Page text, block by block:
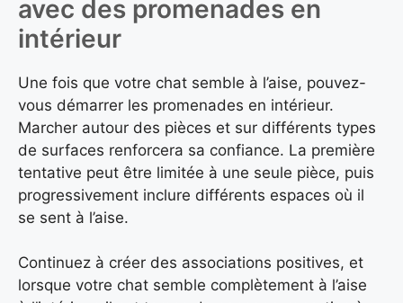
avec des promenades en
intérieur
Une fois que votre chat semble à l’aise, pouvez-
vous démarrer les promenades en intérieur.
Marcher autour des pièces et sur différents types
de surfaces renforcera sa confiance. La première
tentative peut être limitée à une seule pièce, puis
progressivement inclure différents espaces où il
se sent à l’aise.
Continuez à créer des associations positives, et
lorsque votre chat semble complètement à l’aise